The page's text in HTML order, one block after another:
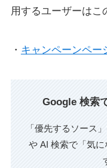
用するユーザーはこ
・ キャンペーンペー
Google 検索
「優先するソース
や AI 検索で「気